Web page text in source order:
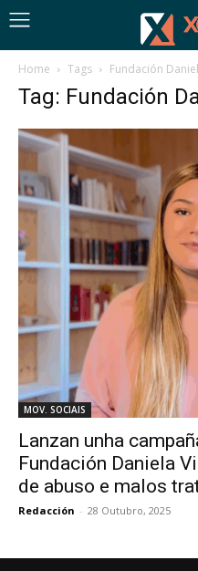
Home Tags Fundación
Tag: Fundación
MOV. SOCIAIS
Lanzan unha
Fundación Daniela
de abuso e malos
Redacción - 28 Outubro, 2025